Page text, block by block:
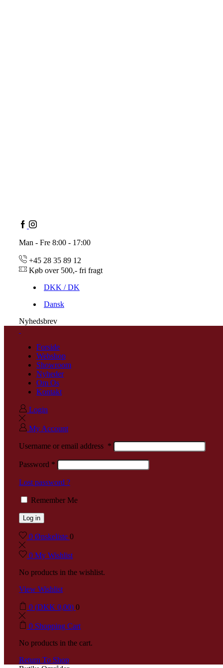
Man - Fre 8:00 - 17:00
+45 28 35 89 12
Køb over 500,- fri fragt
DKK / DK
Dansk
Nyhedsbrev
Forside
Webshop
Showroom
Nyheder
Om Os
Kontakt
Login
My Account
Username or email address *
Password *
Lost password ?
Remember Me
Log in
0 Ønskeliste 0
0 My Wishlist
No products in the wishlist.
View Wishlist
0 (DKK 0,00) 0
0 Shopping Cart
No products in the cart.
Return To Shop